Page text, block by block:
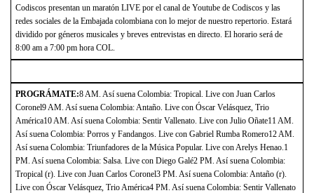
Codiscos presentan un maratón LIVE por el canal de Youtube de Codiscos y las
redes sociales de la Embajada colombiana con lo mejor de nuestro repertorio. Estará
dividido por géneros musicales y breves entrevistas en directo. El horario será de
8:00 am a 7:00 pm hora COL.
PROGRÁMATE:8 AM. Así suena Colombia: Tropical. Live con Juan Carlos
Coronel9 AM. Así suena Colombia: Antaño. Live con Óscar Velásquez, Trio
América10 AM. Así suena Colombia: Sentir Vallenato. Live con Julio Oñate11 AM.
Así suena Colombia: Porros y Fandangos. Live con Gabriel Rumba Romero12 AM.
Así suena Colombia: Triunfadores de la Música Popular. Live con Arelys Henao.1
PM. Así suena Colombia: Salsa. Live con Diego Galé2 PM. Así suena Colombia:
Tropical (r). Live con Juan Carlos Coronel3 PM. Así suena Colombia: Antaño (r).
Live con Óscar Velásquez, Trio América4 PM. Así suena Colombia: Sentir Vallenato